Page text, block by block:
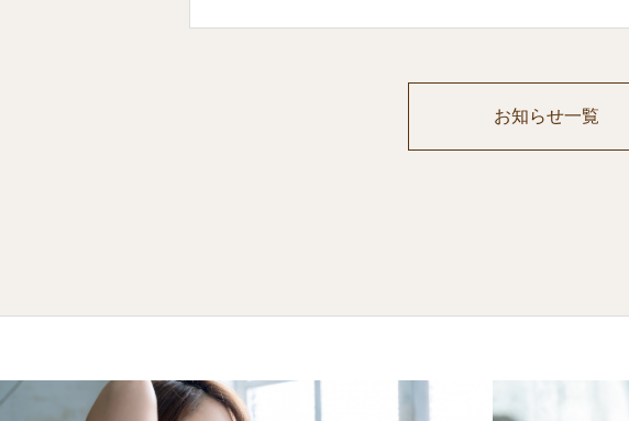
お知らせ一覧